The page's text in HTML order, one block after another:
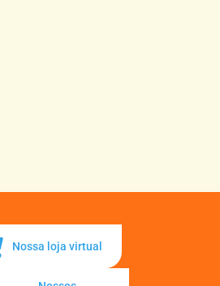
Nossa loja virtual